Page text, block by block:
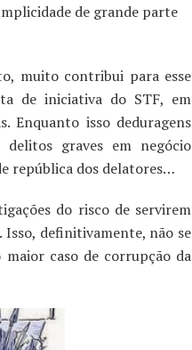
de grande parte
muito contribui para esse
de iniciativa do STF, em
Enquanto isso deduragens
delitos graves em negócio
república dos delatores…
do risco de servirem
definitivamente, não se
caso de corrupção da